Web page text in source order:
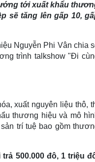
tới xuất khẩu
sẽ tăng lên gấp 10,
Nguyễn Phi Vân chia
trình talkshow "Đi
xuất nguyên liệu thô,
thương hiệu và mô
trí tuệ bao gồm
500.000 đô, 1 triệu